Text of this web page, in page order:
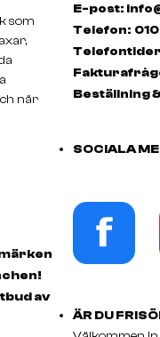
som
när
av
E-post:
Telefon:
Beställning
SOCIALA
ÄR DU